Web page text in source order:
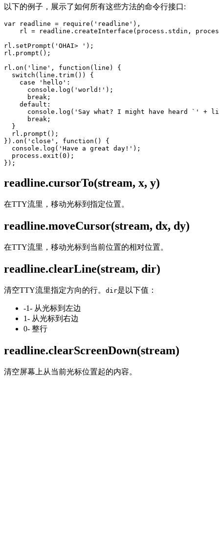
以下的例子，展示了如何所有这些方法的命令行接口:
var readline = require('readline'),
rl = readline.createInterface(process.stdin,
rl.setPrompt('OHAI> ');
rl.prompt();
rl.on('line', function(line) {
  switch(line.trim()) {
    case 'hello':
      console.log('world!');
      break;
    default:
console.log('Say what? I might have heard `' +
      break;
  }
  rl.prompt();
}).on('close', function() {
  console.log('Have a great day!');
  process.exit(0);
readline.cursorTo(stream, x, y)
在TTY流里，移动光标到指定位置。
readline.moveCursor(stream, dx, dy)
在TTY流里，移动光标到当前位置的相对位置。
readline.clearLine(stream, dir)
清空TTY流里指定方向的行。 dir是以下值：
-1- 从光标到左边
1- 从光标到右边
0- 整行
readline.clearScreenDown(stream)
清空屏幕上从当前光标位置起的内容。